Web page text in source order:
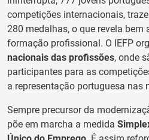
competições internacionais,
280 medalhas, o que revela bem
formação profissional. O IEFP
nacionais das profissões, onde
participantes para as
a representação portuguesa nas
Sempre precursor da
põe em marcha a medida